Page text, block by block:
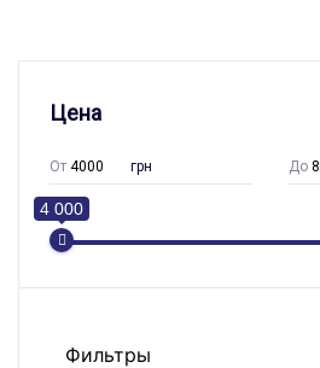
Цена
От грн До
4 000
Фильтры